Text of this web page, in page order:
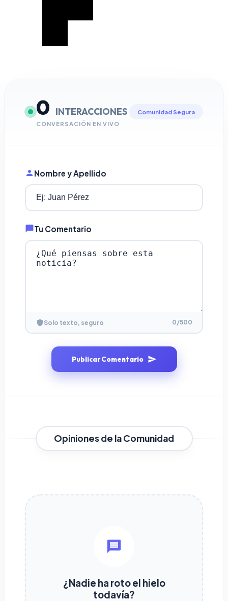
0 INTERACCIONES
CONVERSACIÓN EN VIVO
Comunidad Segura
Nombre y Apellido
Tu Comentario
Solo texto, seguro 0/500
Publicar Comentario
Opiniones de la Comunidad
¿Nadie ha roto el hielo
todavía?